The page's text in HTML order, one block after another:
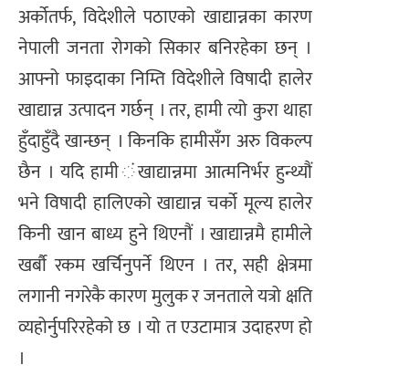
अर्कोतर्फ, विदेशीले पठाएको खाद्यान्नका कारण
नेपाली जनता रोगको सिकार बनिरहेका छन् ।
आफ्नो फाइदाका निम्ति विदेशीले विषादी हालेर
खाद्यान्न उत्पादन गर्छन् । तर, हामी त्यो कुरा थाहा
हुँदाहुँदै खान्छन् । किनकि हामीसँग अरु विकल्प
छैन । यदि हामी ंखाद्यान्नमा आत्मनिर्भर हुन्थ्यौं
भने विषादी हालिएको खाद्यान्न चर्को मूल्य हालेर
किनी खान बाध्य हुने थिएनौं । खाद्यान्नमै हामीले
खर्बौ रकम खर्चिनुपर्ने थिएन । तर, सही क्षेत्रमा
लगानी नगरेकै कारण मुलुक र जनताले यत्रो क्षति
व्यहोर्नुपरिरहेको छ । यो त एउटामात्र उदाहरण हो
।